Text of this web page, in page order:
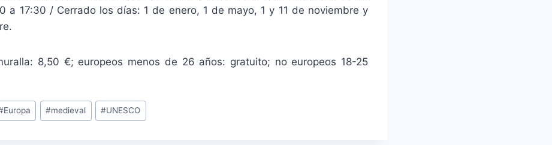
a 17:30 / Cerrado los días: 1 de enero, 1 de mayo, 1 y 11 de noviembre y
8,50 €; europeos menos de 26 años: gratuito; no europeos 18-25
Europa #medieval #UNESCO